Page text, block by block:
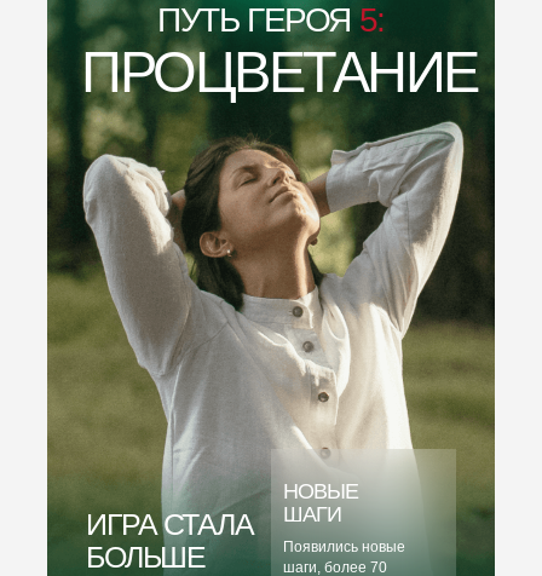
ИГРА СТАЛА
БОЛЬШЕ
ПУТЬ ГЕРОЯ 5:
ПРОЦВЕТАНИЕ
Появились новые
шаги, более 70
НОВЫЕ
ШАГИ